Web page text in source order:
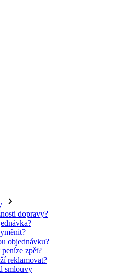
objednávku?
zpět?
reklamovat?
smlouvy
údajů
podmínky